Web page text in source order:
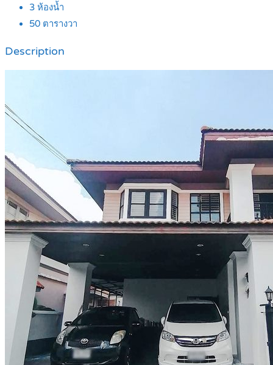
3 ห้องน้ำ
50 ตารางวา
Description